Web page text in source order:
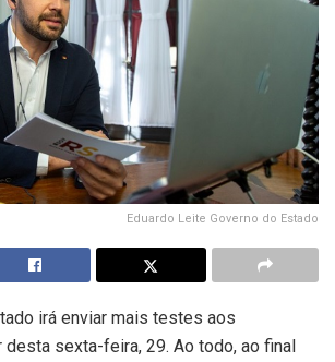
Eduardo Leite Governo do Estado
irá enviar mais testes aos
sexta-feira, 29. Ao todo, ao final